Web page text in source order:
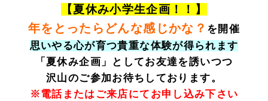
【夏休み小学生企画！！】
年をとったらどんな感じかな？ を開催
思いやる心が育つ貴重な体験が得られます
「夏休み企画」としてお友達を誘いつつ
沢山のご参加お待ちしております。
※電話またはご来店にてお申し込み下さい